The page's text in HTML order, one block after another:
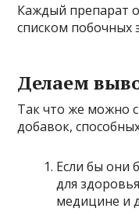
Каждый препарат
списком побочных
Делаем
Так что же можно
добавок,
Если бы они
для
медицине и